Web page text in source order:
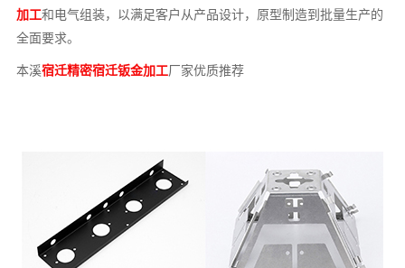
加工和电气组装，以满足客户从产品设计，原型制造到批量生产的
全面要求。
本溪宿迁精密宿迁钣金加工厂家优质推荐